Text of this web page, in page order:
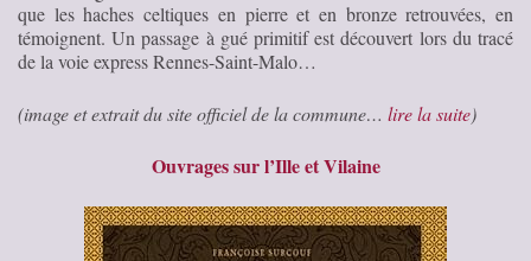
que les haches celtiques en pierre et en bronze retrouvées, en
témoignent. Un passage à gué primitif est découvert lors du tracé
de la voie express Rennes-Saint-Malo…
(image et extrait du site officiel de la commune… lire la suite)
Ouvrages sur l’Ille et Vilaine